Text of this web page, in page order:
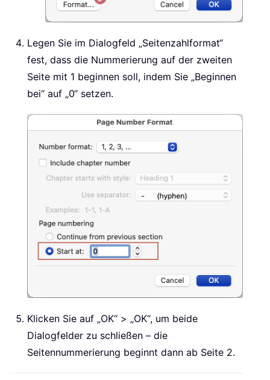
Legen Sie im Dialogfeld „Seitenzahlformat“
fest, dass die Nummerierung auf der zweiten
Seite mit 1 beginnen soll, indem Sie „Beginnen
bei“ auf „0“ setzen.
Klicken Sie auf „OK“ > „OK“, um beide
Dialogfelder zu schließen – die
Seitennummerierung beginnt dann ab Seite 2.